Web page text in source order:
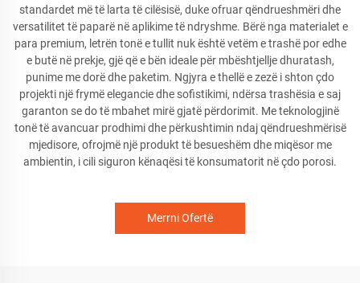
standardet më të larta të cilësisë, duke ofruar qëndrueshmëri dhe
versatilitet të paparë në aplikime të ndryshme. Bërë nga materialet e
para premium, letrën tonë e tullit nuk është vetëm e trashë por edhe
e butë në prekje, gjë që e bën ideale për mbështjellje dhuratash,
punime me dorë dhe paketim. Ngjyra e thellë e zezë i shton çdo
projekti një frymë elegancie dhe sofistikimi, ndërsa trashësia e saj
garanton se do të mbahet mirë gjatë përdorimit. Me teknologjinë
tonë të avancuar prodhimi dhe përkushtimin ndaj qëndrueshmërisë
mjedisore, ofrojmë një produkt të besueshëm dhe miqësor me
ambientin, i cili siguron kënaqësi të konsumatorit në çdo porosi.
Merrni Ofertë